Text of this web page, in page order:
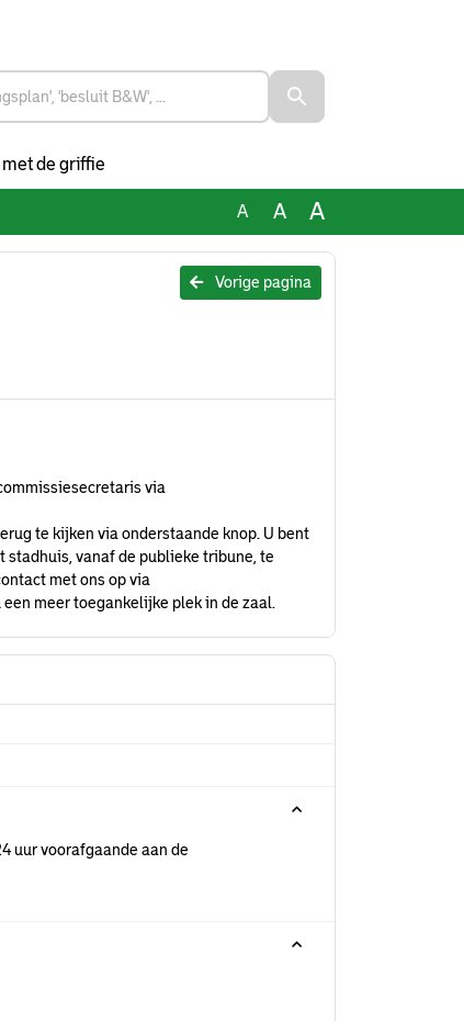
de griffie
A A A
Vorige pagina
via
te kijken via onderstaande knop. U bent
stadhuis, vanaf de publieke tribune, te
met ons op via
een meer toegankelijke plek in de zaal.
uur voorafgaande aan de